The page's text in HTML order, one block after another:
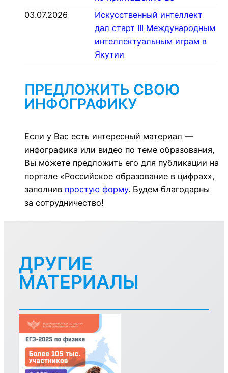
03.07.2026
Искусственный интеллект
дал старт III Международным
интеллектуальным играм в
Якутии
ПРЕДЛОЖИТЬ СВОЮ
ИНФОГРАФИКУ
Если у Вас есть интересный материал —
инфографика или видео по теме образования,
Вы можете предложить его для публикации на
портале «Российское образование в цифрах»,
заполнив простую форму. Будем благодарны
за сотрудничество!
ДРУГИЕ
МАТЕРИАЛЫ